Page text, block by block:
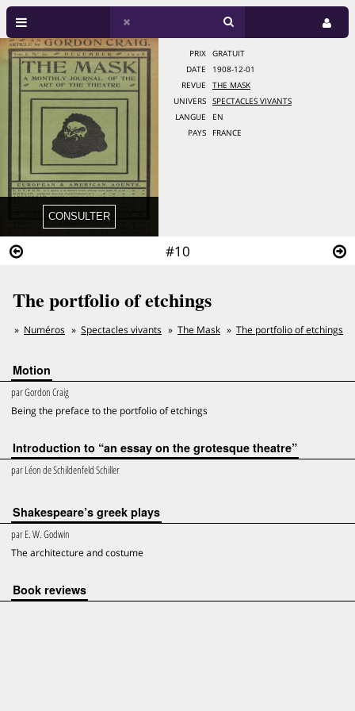
#10
PRIX
GRATUIT
DATE
1908-12-01
REVUE
THE MASK
UNIVERS
SPECTACLES VIVANTS
LANGUE
EN
PAYS
FRANCE
The portfolio of etchings
Numéros Spectacles vivants The Mask The portfolio of etchings
Motion
parGordon Craig
Being the preface to the portfolio of etchings
Introduction to “an essay on the grotesque theatre”
parLéon de Schildenfeld Schiller
Shakespeare’s greek plays
parE. W. Godwin
The architecture and costume
Book reviews